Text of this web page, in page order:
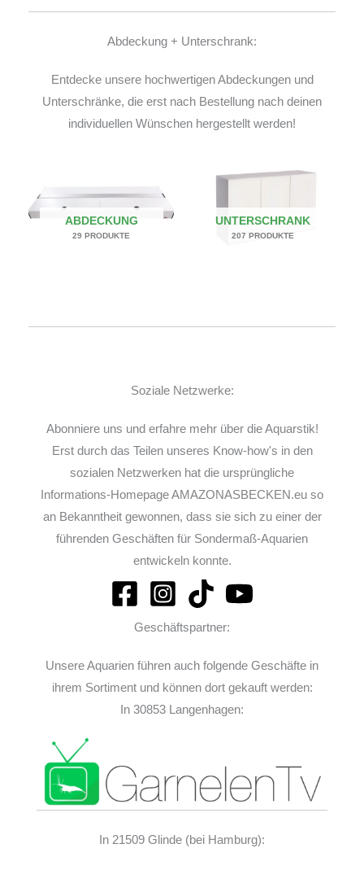
Abdeckung + Unterschrank:
Entdecke unsere hochwertigen Abdeckungen und
Unterschränke, die erst nach Bestellung nach deinen
individuellen Wünschen hergestellt werden!
ABDECKUNG
29 PRODUKTE
UNTERSCHRANK
207 PRODUKTE
Soziale Netzwerke:
Abonniere uns und erfahre mehr über die Aquarstik!
Erst durch das Teilen unseres Know-how's in den
sozialen Netzwerken hat die ursprüngliche
Informations-Homepage AMAZONASBECKEN.eu so
an Bekanntheit gewonnen, dass sie sich zu einer der
führenden Geschäften für Sondermaß-Aquarien
entwickeln konnte.
Geschäftspartner:
Unsere Aquarien führen auch folgende Geschäfte in
ihrem Sortiment und können dort gekauft werden:
In 30853 Langenhagen:
In 21509 Glinde (bei Hamburg):